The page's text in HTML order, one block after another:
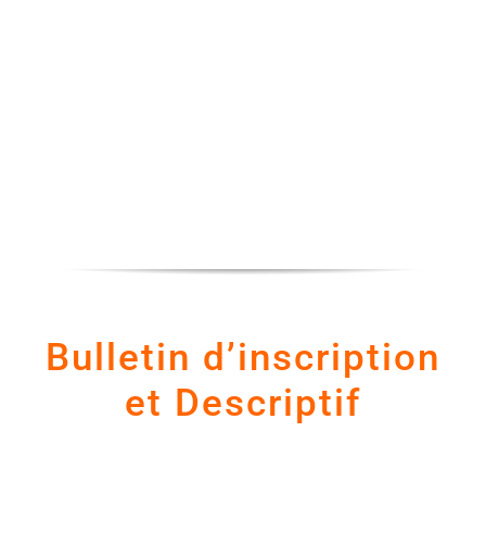
Bulletin d’inscription
et Descriptif